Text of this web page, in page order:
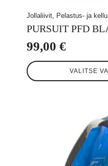
Jollaliivit, Pelastus- ja
PURSUIT PFD
99,00 €
VALITSE
Tällä
tuotteella